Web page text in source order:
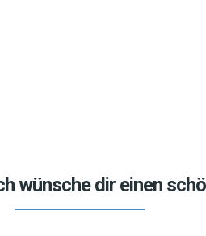
wünsche dir einen